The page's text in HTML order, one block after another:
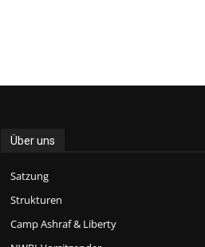
Über uns
Satzung
Strukturen
Camp Ashraf & Liberty